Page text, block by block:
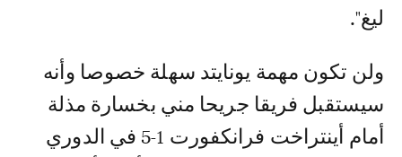
ليغ".
ولن تكون مهمة يونايتد سهلة خصوصا وأنه
سيستقبل فريقا جريحا مني بخسارة مذلة
أمام أينتراخت فرانكفورت 1-5 في الدوري